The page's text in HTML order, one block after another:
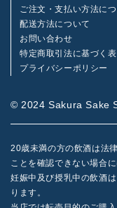
ご注文・支払い方法に
配送方法について
お問い合わせ
特定商取引法に基づく
プライバシーポリシー
© 2024 Sakura Sake
20歳未満の方の飲酒は法
ことを確認できない場合
妊娠中及び授乳中の飲酒
ります。